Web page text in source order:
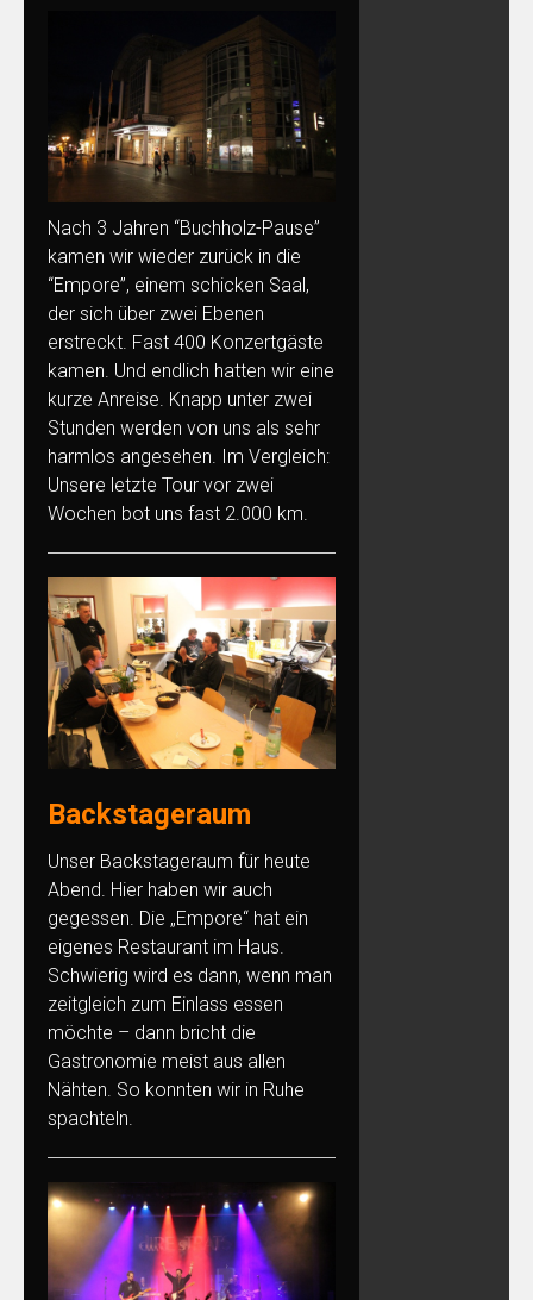
Nach 3 Jahren “Buchholz-Pause”
kamen wir wieder zurück in die
“Empore”, einem schicken Saal,
der sich über zwei Ebenen
erstreckt. Fast 400 Konzertgäste
kamen. Und endlich hatten wir eine
kurze Anreise. Knapp unter zwei
Stunden werden von uns als sehr
harmlos angesehen. Im Vergleich:
Unsere letzte Tour vor zwei
Wochen bot uns fast 2.000 km.
Backstageraum
Unser Backstageraum für heute
Abend. Hier haben wir auch
gegessen. Die „Empore“ hat ein
eigenes Restaurant im Haus.
Schwierig wird es dann, wenn man
zeitgleich zum Einlass essen
möchte – dann bricht die
Gastronomie meist aus allen
Nähten. So konnten wir in Ruhe
spachteln.